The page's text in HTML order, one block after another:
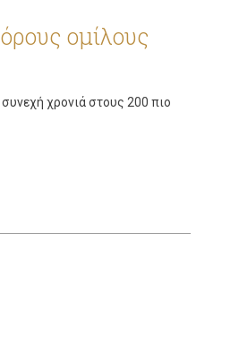
οµίλους
χρονιά στους 200 πιο